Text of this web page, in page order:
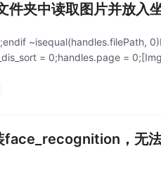
件夹中读取图片并放入
~isequal(handles.filePath,
= 0;handles.page =
，无